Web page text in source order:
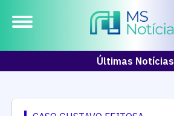
Últimas Notícias